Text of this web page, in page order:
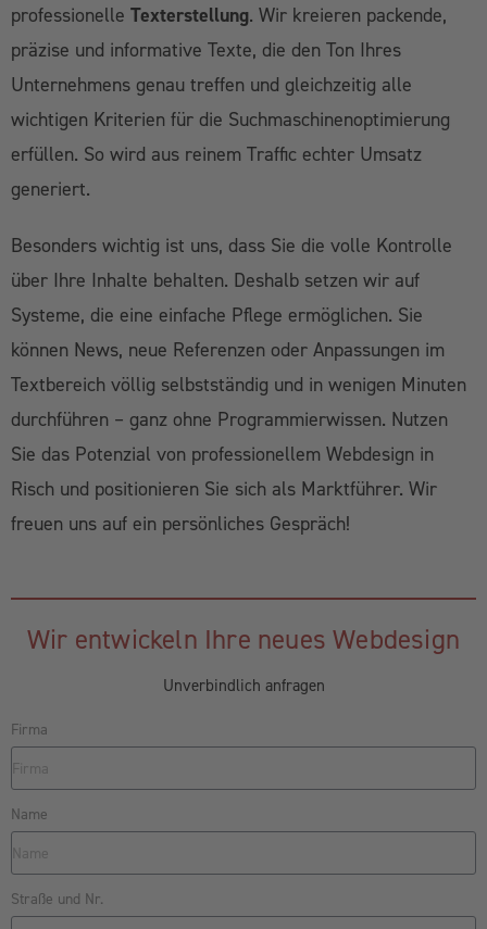
professionelle Texterstellung. Wir kreieren packende,
präzise und informative Texte, die den Ton Ihres
Unternehmens genau treffen und gleichzeitig alle
wichtigen Kriterien für die Suchmaschinenoptimierung
erfüllen. So wird aus reinem Traffic echter Umsatz
generiert.
Besonders wichtig ist uns, dass Sie die volle Kontrolle
über Ihre Inhalte behalten. Deshalb setzen wir auf
Systeme, die eine einfache Pflege ermöglichen. Sie
können News, neue Referenzen oder Anpassungen im
Textbereich völlig selbstständig und in wenigen Minuten
durchführen – ganz ohne Programmierwissen. Nutzen
Sie das Potenzial von professionellem Webdesign in
Risch und positionieren Sie sich als Marktführer. Wir
freuen uns auf ein persönliches Gespräch!
Wir entwickeln Ihre neues Webdesign
Unverbindlich anfragen
Firma
Name
Straße und Nr.